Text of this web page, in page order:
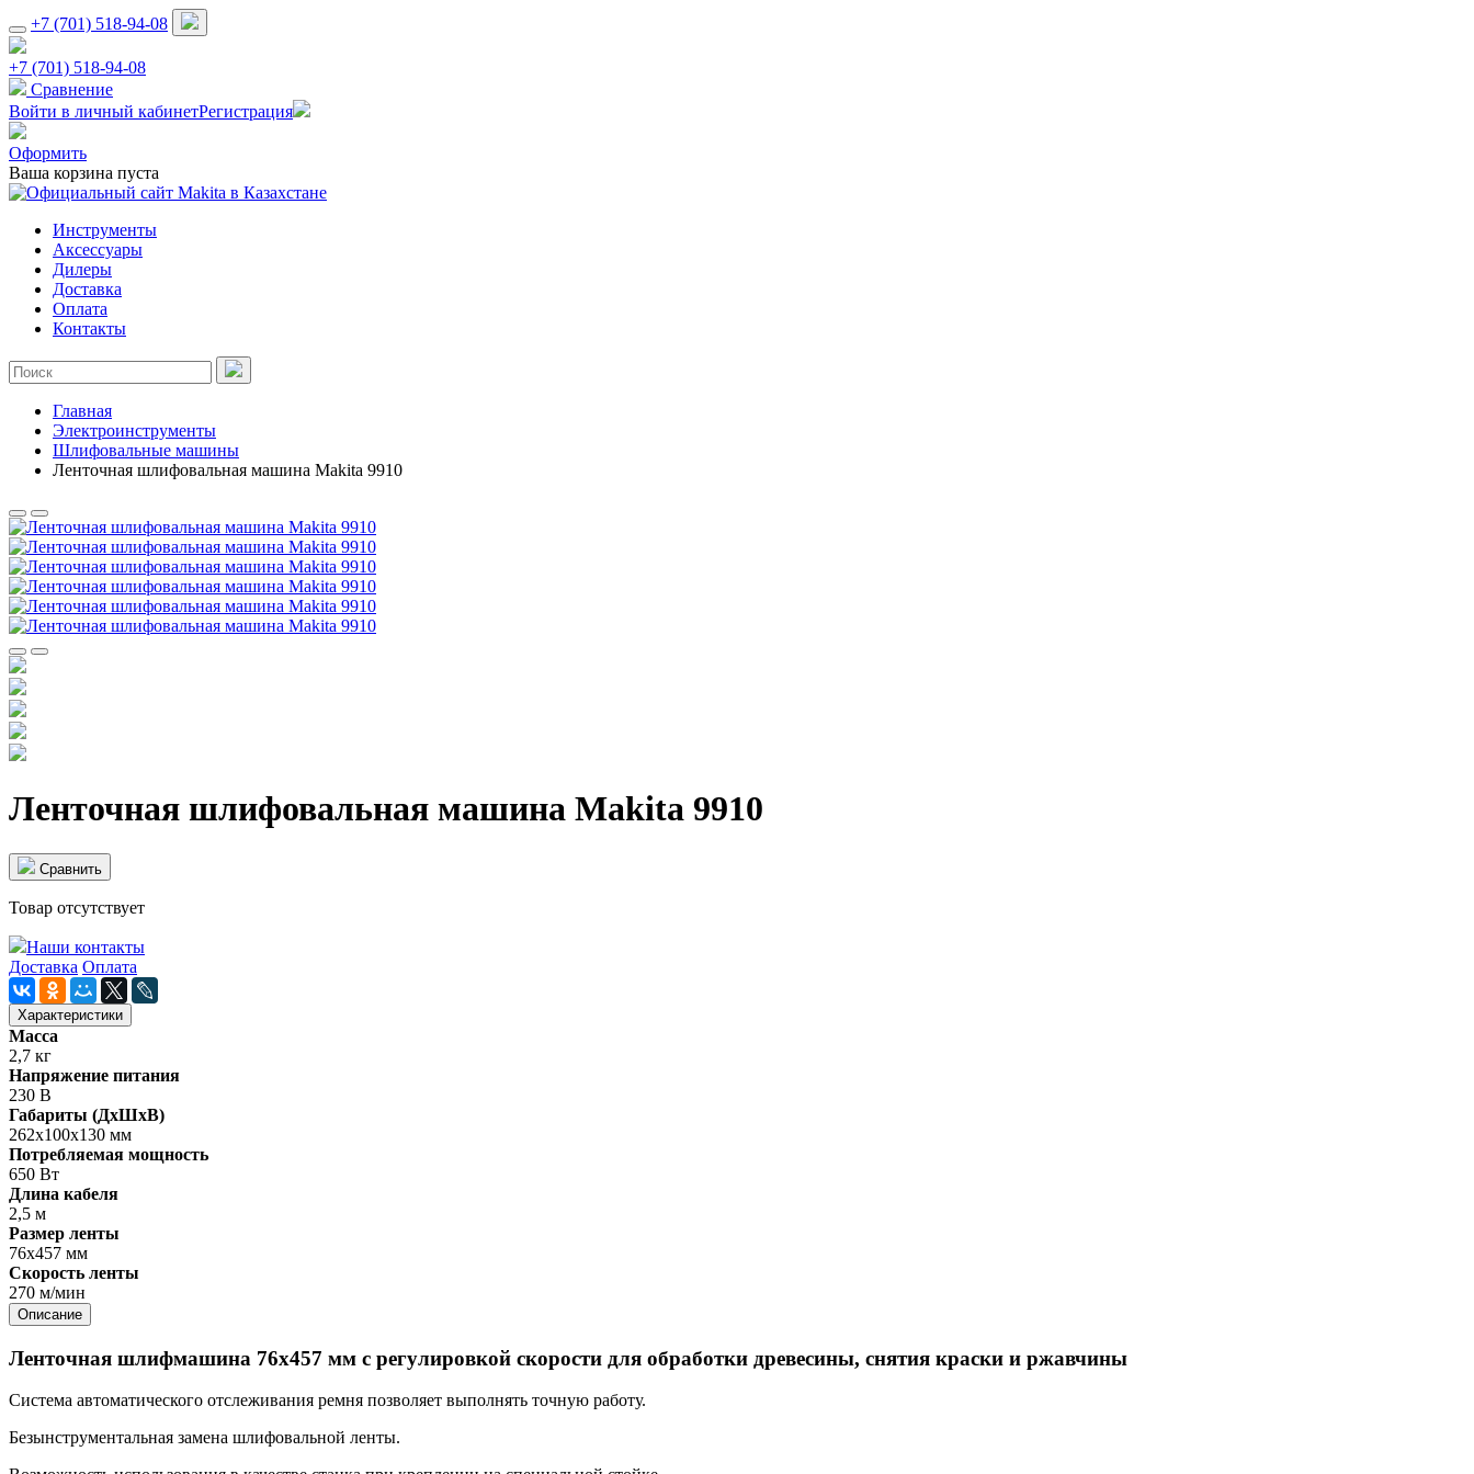
+7 (701) 518-94-08
+7 (701) 518-94-08
Сравнение
Войти в личный кабинетРегистрация
Оформить
Ваша корзина пуста
Инструменты
Аксессуары
Дилеры
Доставка
Оплата
Контакты
Главная
Электроинструменты
Шлифовальные машины
Ленточная шлифовальная машина Makita 9910
Ленточная шлифовальная машина Makita 9910
Cравнить
Товар отсутствует
Наши контакты
Доставка Оплата
Характеристики
Масса
2,7 кг
Напряжение питания
230 В
Габариты (ДхШхВ)
262х100х130 мм
Потребляемая мощность
650 Вт
Длина кабеля
2,5 м
Размер ленты
76х457 мм
Скорость ленты
270 м/мин
Описание
Ленточная шлифмашина 76х457 мм с регулировкой скорости для обработки древесины, снятия краски и ржавчины
Система автоматического отслеживания ремня позволяет выполнять точную работу.
Безынструментальная замена шлифовальной ленты.